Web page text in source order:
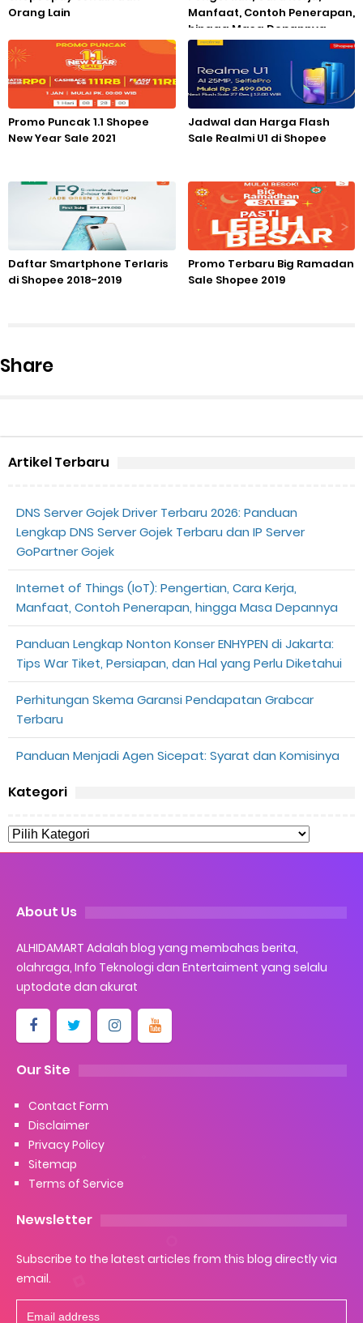
Orang Lain
Manfaat, Contoh Penerapan,
hingga Masa Depannya
Promo Puncak 1.1 Shopee
New Year Sale 2021
Jadwal dan Harga Flash
Sale Realmi U1 di Shopee
Daftar Smartphone Terlaris
di Shopee 2018-2019
Promo Terbaru Big Ramadan
Sale Shopee 2019
Share
Artikel Terbaru
DNS Server Gojek Driver Terbaru 2026: Panduan
Lengkap DNS Server Gojek Terbaru dan IP Server
GoPartner Gojek
Internet of Things (IoT): Pengertian, Cara Kerja,
Manfaat, Contoh Penerapan, hingga Masa Depannya
Panduan Lengkap Nonton Konser ENHYPEN di Jakarta:
Tips War Tiket, Persiapan, dan Hal yang Perlu Diketahui
Perhitungan Skema Garansi Pendapatan Grabcar
Terbaru
Panduan Menjadi Agen Sicepat: Syarat dan Komisinya
Kategori
About Us
ALHIDAMART Adalah blog yang membahas berita,
olahraga, Info Teknologi dan Entertaiment yang selalu
uptodate dan akurat
Our Site
Contact Form
Disclaimer
Privacy Policy
Sitemap
Terms of Service
Newsletter
Subscribe to the latest articles from this blog directly via
email.